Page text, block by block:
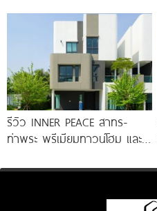
รีวิว INNER PEACE สาทร-
ท่าพระ พรีเมียมทาวน์โฮม และ